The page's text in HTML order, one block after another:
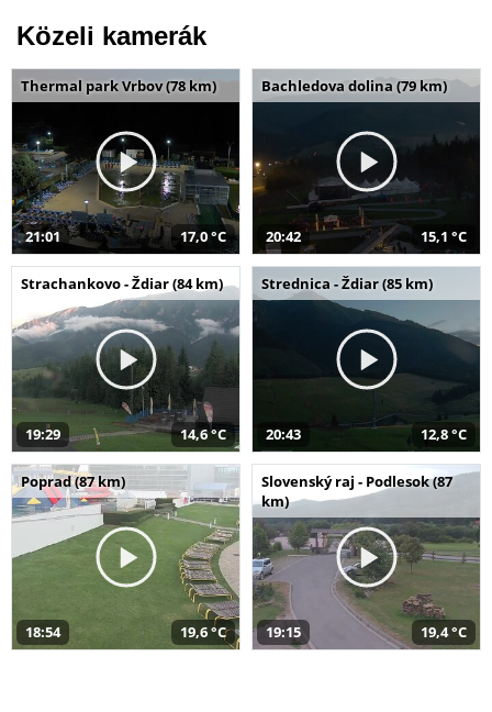
Közeli kamerák
Thermal park Vrbov (78 km)
21:01 17,0 °C
Bachledova dolina (79 km)
20:42 15,1 °C
Strachankovo - Ždiar (84 km)
19:29 14,6 °C
Strednica - Ždiar (85 km)
20:43 12,8 °C
Poprad (87 km)
18:54 19,6 °C
Slovenský raj - Podlesok (87
km)
19:15 19,4 °C